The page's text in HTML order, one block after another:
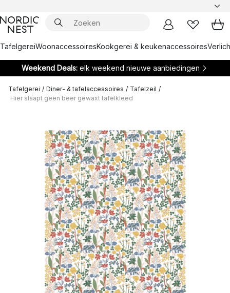
TafelgereiWoonaccessoiresKookgerei & keukenaccessoires
Weekend Deals: elk weekend nieuwe aanbiedingen
Tafelgerei / Diner- & tafelaccessoires / Tafelzeil /
Hier slaapt geen beer gewaxt tafelkleed